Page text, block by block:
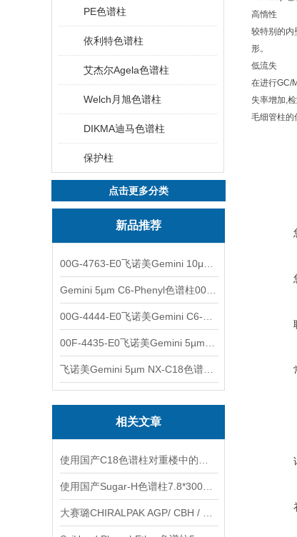
PE色谱柱
依利特色谱柱
艾杰尔Agela色谱柱
Welch月旭色谱柱
DIKMA迪马色谱柱
保护柱
点击更多分类
新品推荐
相关文章
高惰性
较特别的内
形。
低流失
在进行GC/
失率增加,
毛细管柱的